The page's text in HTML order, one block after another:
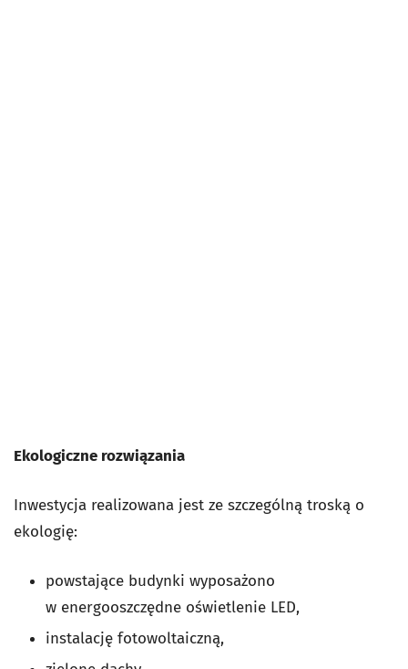
Ekologiczne rozwiązania
Inwestycja realizowana jest ze szczególną troską o
ekologię:
powstające budynki wyposażono
w energooszczędne oświetlenie LED,
instalację fotowoltaiczną,